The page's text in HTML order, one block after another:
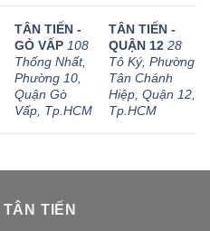
TÂN TIẾN -
GÒ VẤP 108
Thống Nhất,
Phường 10,
Quận Gò
Vấp, Tp.HCM
TÂN TIẾN -
QUẬN 12 28
Tô Ký, Phường
Tân Chánh
Hiệp, Quận 12,
Tp.HCM
TIẾN